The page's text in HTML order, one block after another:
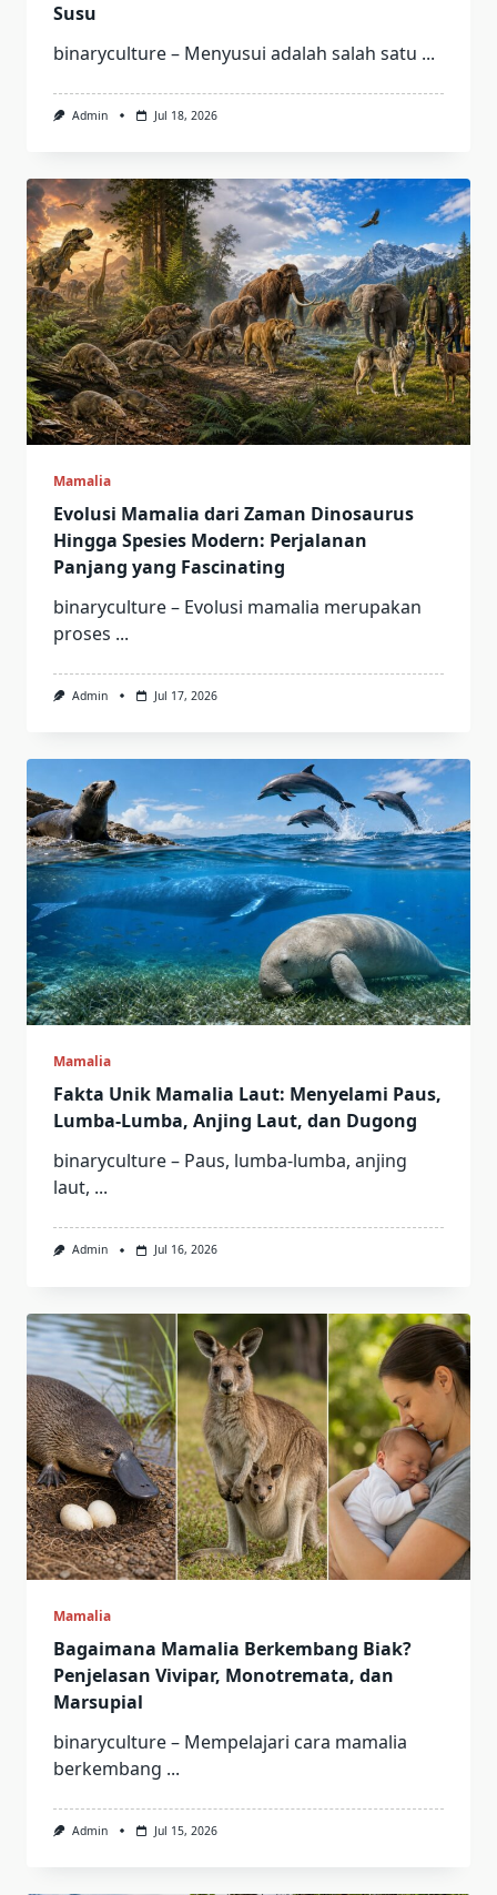
Susu
binaryculture – Menyusui adalah salah satu ...
Admin Jul 18, 2026
Mamalia
Evolusi Mamalia dari Zaman Dinosaurus
Hingga Spesies Modern: Perjalanan
Panjang yang Fascinating
binaryculture – Evolusi mamalia merupakan
proses ...
Admin Jul 17, 2026
Mamalia
Fakta Unik Mamalia Laut: Menyelami Paus,
Lumba-Lumba, Anjing Laut, dan Dugong
binaryculture – Paus, lumba-lumba, anjing
laut, ...
Admin Jul 16, 2026
Mamalia
Bagaimana Mamalia Berkembang Biak?
Penjelasan Vivipar, Monotremata, dan
Marsupial
binaryculture – Mempelajari cara mamalia
berkembang ...
Admin Jul 15, 2026